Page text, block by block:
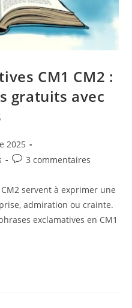
CM1 CM2 :
gratuits avec
2025
3 commentaires
servent à exprimer une
admiration ou crainte.
exclamatives en CM1